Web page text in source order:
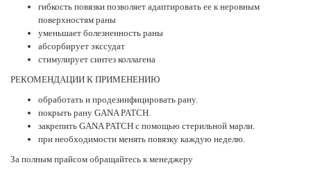
гибкость повязки позволяет адаптировать ее к неровным
поверхностям раны
уменьшает болезненность раны
абсорбирует экссудат
стимулирует синтез коллагена
РЕКОМЕНДАЦИИ К ПРИМЕНЕНИЮ
обработать и продезинфицировать рану.
покрыть рану GANA PATCH.
закрепить GANA PATCH с помощью стерильной марли.
при необходимости менять повязку каждую неделю.
За полным прайсом обращайтесь к менеджеру